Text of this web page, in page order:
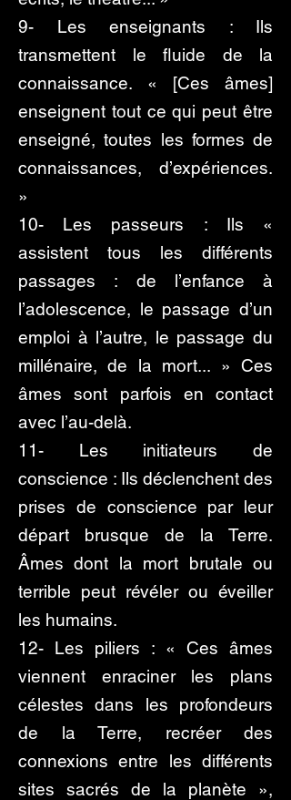
9- Les enseignants : Ils
transmettent le fluide de la
connaissance. « [Ces âmes]
enseignent tout ce qui peut être
enseigné, toutes les formes de
connaissances, d’expériences.
»
10- Les passeurs : Ils «
assistent tous les différents
passages : de l’enfance à
l’adolescence, le passage d’un
emploi à l’autre, le passage du
millénaire, de la mort... » Ces
âmes sont parfois en contact
avec l’au-delà.
11- Les initiateurs de
conscience : Ils déclenchent des
prises de conscience par leur
départ brusque de la Terre.
Âmes dont la mort brutale ou
terrible peut révéler ou éveiller
les humains.
12- Les piliers : « Ces âmes
viennent enraciner les plans
célestes dans les profondeurs
de la Terre, recréer des
connexions entre les différents
sites sacrés de la planète »,